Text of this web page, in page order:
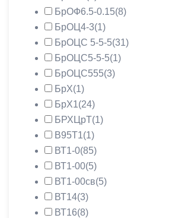
БрОФ6.5-0.15(8)
БрОЦ4-3(1)
БрОЦС 5-5-5(31)
БрОЦС5-5-5(1)
БрОЦС555(3)
БрХ(1)
БрХ1(24)
БРХЦрТ(1)
В95Т1(1)
ВТ1-0(85)
ВТ1-00(5)
ВТ1-00св(5)
ВТ14(3)
ВТ16(8)